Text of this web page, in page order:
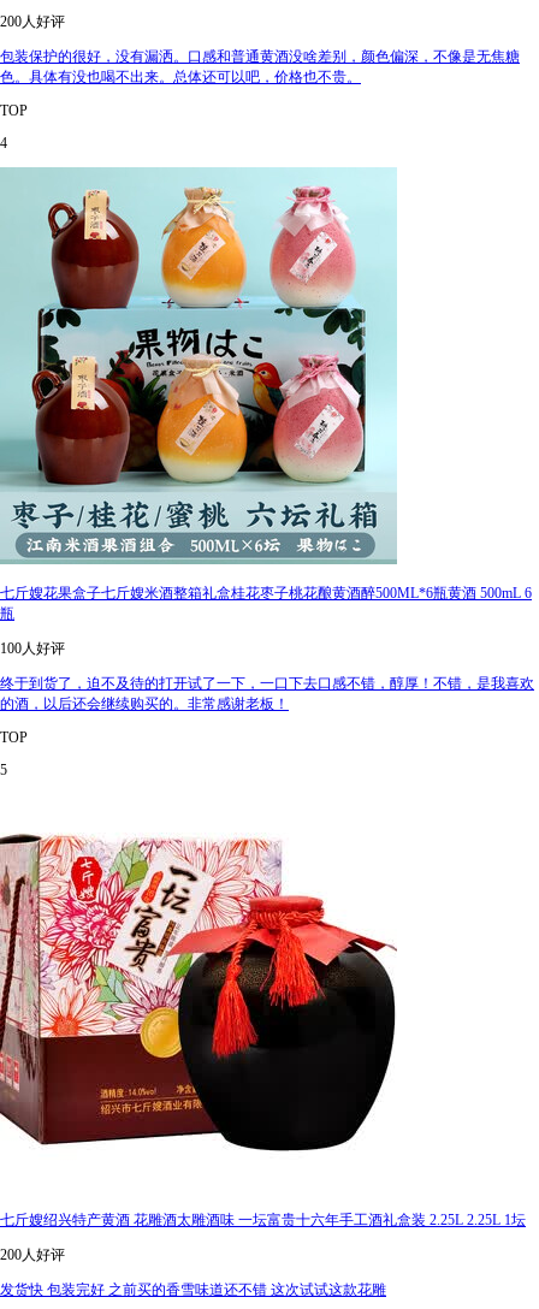
200人好评
包装保护的很好，没有漏洒。口感和普通黄酒没啥差别，颜色偏深，不像是无焦糖
色。具体有没也喝不出来。总体还可以吧，价格也不贵。
TOP
4
七斤嫂花果盒子七斤嫂米酒整箱礼盒桂花枣子桃花酿黄酒醉500ML*6瓶黄酒 500mL 6
瓶
100人好评
终于到货了，迫不及待的打开试了一下，一口下去口感不错，醇厚！不错，是我喜欢
的酒，以后还会继续购买的。非常感谢老板！
TOP
5
七斤嫂绍兴特产黄酒 花雕酒太雕酒味 一坛富贵十六年手工酒礼盒装 2.25L 2.25L 1坛
200人好评
发货快 包装完好 之前买的香雪味道还不错 这次试试这款花雕